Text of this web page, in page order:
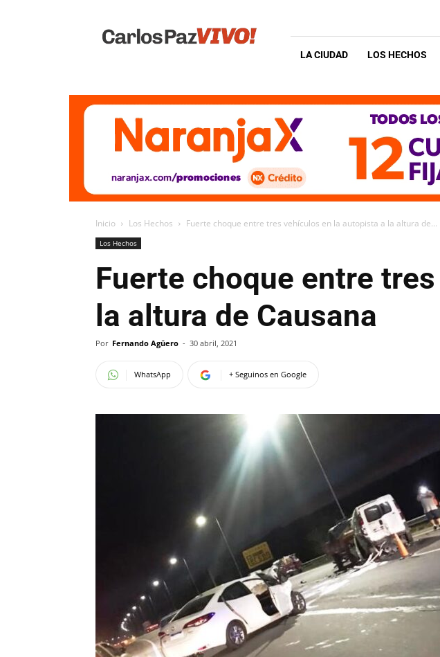
Vivo
LA CIUDAD LOS HECHOS
Inicio Los Hechos Fuerte choque entre tres vehículos en la autopista a la altura de...
Los Hechos
Fuerte choque entre
la altura de Causana
Por Fernando Agüero - 30 abril, 2021
WhatsApp + Seguinos en Google